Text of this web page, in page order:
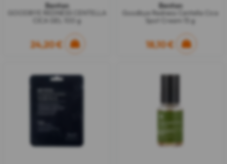
Benton
24,20 €
Benton
Goodbye Redness Centella Cica
Spot Cream 15 g
18,10 €